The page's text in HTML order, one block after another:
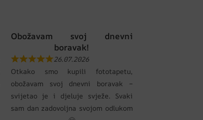
Obožavam svoj dnevni
boravak!
26.07.2026
Otkako smo kupili fototapetu,
obožavam svoj dnevni boravak –
svijetao je i djeluje svježe. Svaki
sam dan zadovoljna svojom odlukom